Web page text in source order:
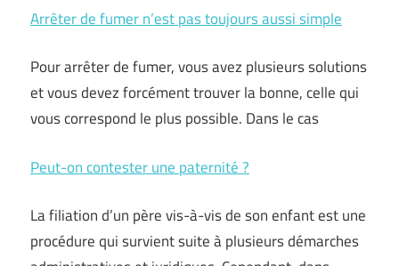
Arrêter de fumer n’est pas toujours aussi simple
Pour arrêter de fumer, vous avez plusieurs solutions
et vous devez forcément trouver la bonne, celle qui
vous correspond le plus possible. Dans le cas
Peut-on contester une paternité ?
La filiation d’un père vis-à-vis de son enfant est une
procédure qui survient suite à plusieurs démarches